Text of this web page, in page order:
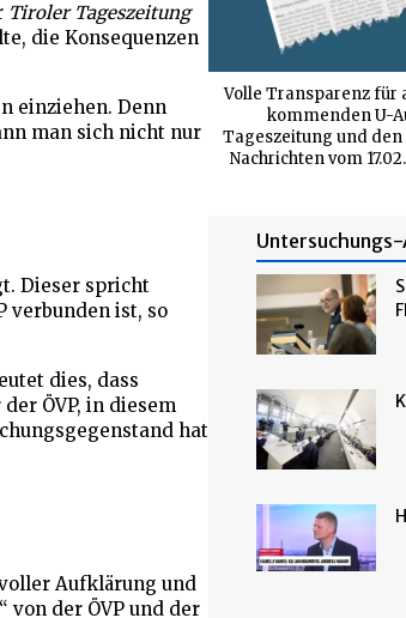
Tiroler Tageszeitung
die Konsequenzen
einziehen. Denn
man sich nicht nur
Dieser spricht
verbunden ist, so
dies, dass
ÖVP, in diesem
hat
Aufklärung und
von der ÖVP und der
Volle Transparenz für
kommenden U-
Tageszeitung und den
Nachrichten vom
Untersuchungs-